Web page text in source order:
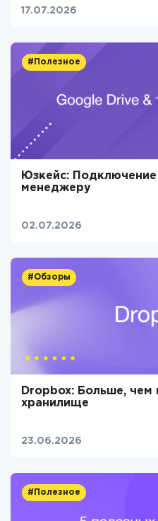
17.07.2026
#Полезное
Юзкейс:
менеджеру
02.07.2026
#Обзоры
Dropbox: Больше, чем
хранилище
23.06.2026
#Полезное